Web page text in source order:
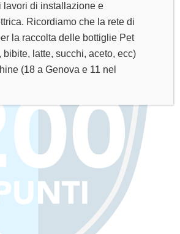
lavori di installazione e
Ricordiamo che la rete di
la raccolta delle bottiglie Pet
latte, succhi, aceto, ecc)
(18 a Genova e 11 nel